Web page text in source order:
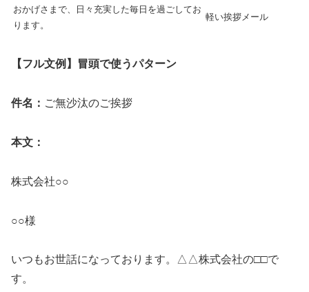
おかげさまで、日々充実した毎日を過ごしてお
ります。
軽い挨拶メール
【フル文例】冒頭で使うパターン
件名： ご無沙汰のご挨拶
本文：
株式会社○○
○○様
いつもお世話になっております。△△株式会社の□□で
す。